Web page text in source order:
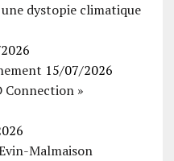
dystopie climatique
15/07/2026
Connection »
Malmaison